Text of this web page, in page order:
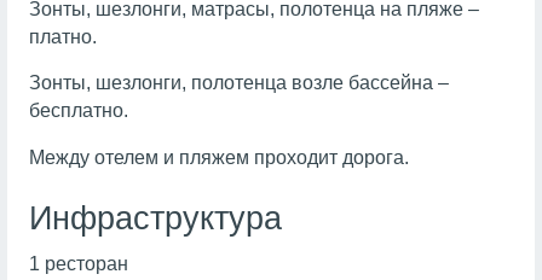
Зонты, шезлонги, матрасы, полотенца на пляже –
платно.
Зонты, шезлонги, полотенца возле бассейна –
бесплатно.
Между отелем и пляжем проходит дорога.
Инфраструктура
1 ресторан